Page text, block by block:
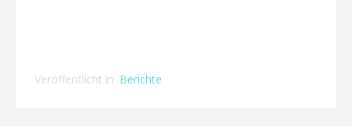
Veröffentlicht in: Berichte